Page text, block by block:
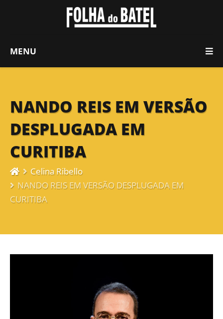
MENU
NANDO REIS EM VERSÃO
DESPLUGADA EM
CURITIBA
Celina Ribello
NANDO REIS EM VERSÃO DESPLUGADA EM
CURITIBA